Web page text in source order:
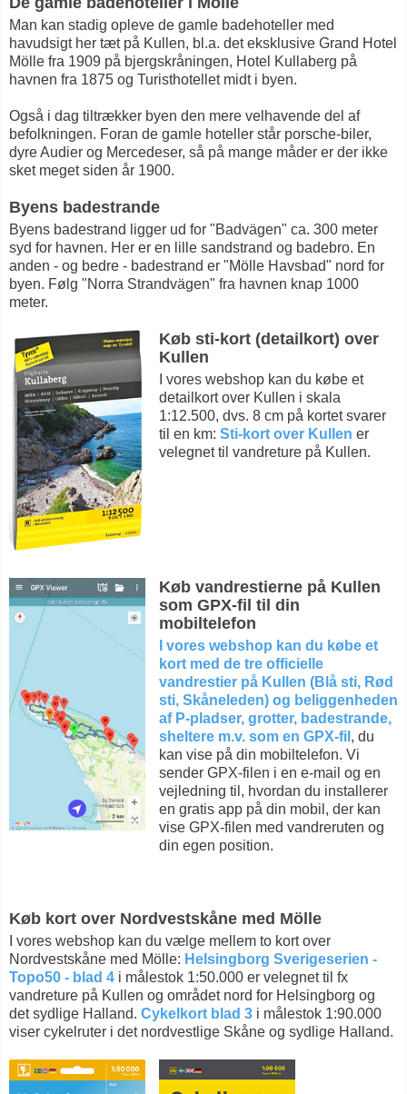
Man kan stadig opleve de gamle badehoteller med
havudsigt her tæt på Kullen, bl.a. det eksklusive Grand Hotel
Mölle fra 1909 på bjergskråningen, Hotel Kullaberg på
havnen fra 1875 og Turisthotellet midt i byen.
Også i dag tiltrækker byen den mere velhavende del af
befolkningen. Foran de gamle hoteller står porsche-biler,
dyre Audier og Mercedeser, så på mange måder er der ikke
sket meget siden år 1900.
Byens badestrande
Byens badestrand ligger ud for "Badvägen" ca. 300 meter
syd for havnen. Her er en lille sandstrand og badebro. En
anden - og bedre - badestrand er "Mölle Havsbad" nord for
byen. Følg "Norra Strandvägen" fra havnen knap 1000
meter.
Køb sti-kort (detailkort) over
Kullen
I vores webshop kan du købe et
detailkort over Kullen i skala
1:12.500, dvs. 8 cm på kortet svarer
til en km: Sti-kort over Kullen er
velegnet til vandreture på Kullen.
Køb vandrestierne på Kullen
som GPX-fil til din
mobiltelefon
I vores webshop kan du købe et
kort med de tre officielle
vandrestier på Kullen (Blå sti, Rød
sti, Skåneleden) og beliggenheden
af P-pladser, grotter, badestrande,
sheltere m.v. som en GPX-fil , du
kan vise på din mobiltelefon. Vi
sender GPX-filen i en e-mail og en
vejledning til, hvordan du installerer
en gratis app på din mobil, der kan
vise GPX-filen med vandreruten og
din egen position.
Køb kort over Nordvestskåne med Mölle
I vores webshop kan du vælge mellem to kort over
Nordvestskåne med Mölle: Helsingborg Sverigeserien -
Topo50 - blad 4 i målestok 1:50.000 er velegnet til fx
vandreture på Kullen og området nord for Helsingborg og
det sydlige Halland. Cykelkort blad 3 i målestok 1:90.000
viser cykelruter i det nordvestlige Skåne og sydlige Halland.